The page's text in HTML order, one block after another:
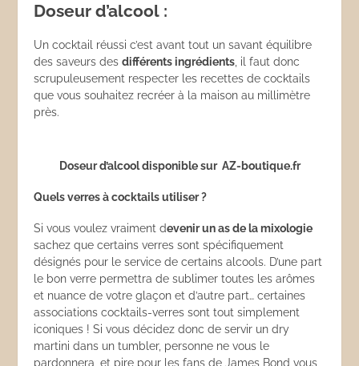
Doseur d’alcool :
Un cocktail réussi c’est avant tout un savant équilibre
des saveurs desdifférents ingrédients , il faut donc
scrupuleusement respecter les recettes de cocktails
que vous souhaitez recréer à la maison au millimètre
près.
Doseur d’alcool disponible sur AZ-boutique.fr
Quels verresà cocktails utiliser ?
Si vous voulez vraiment devenir un as de la mixologie
sachez que certains verres sont spécifiquement
désignés pour le service de certains alcools. D’une part
le bon verre permettra de sublimer toutes les arômes
et nuance de votre glaçon et d’autre part… certaines
associations cocktails-verres sont tout simplement
iconiques ! Si vous décidez donc de servir un dry
martini dans un tumbler, personne ne vous le
pardonnera, et pire pour les fans de James Bond vous